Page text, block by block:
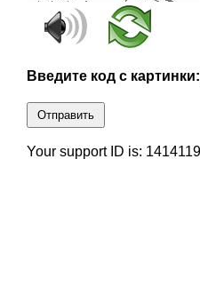
Введите код с картинки:
Отправить
Your support ID is: